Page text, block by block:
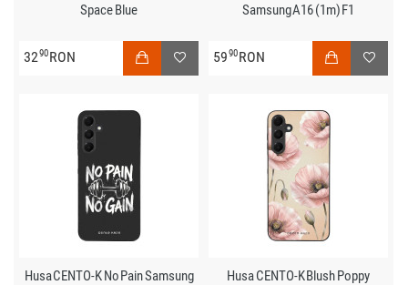
Space Blue
3290RON
Samsung A16 (1m) F1
5990RON
Husa CENTO-K No Pain Samsung
Husa CENTO-K Blush Poppy